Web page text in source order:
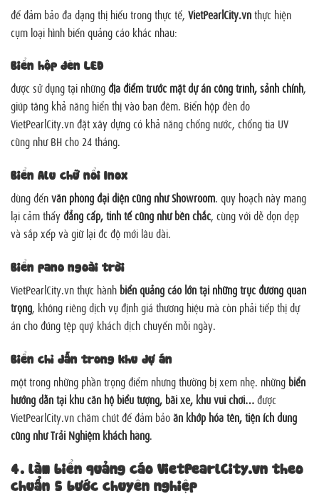
để đảm bảo đa dạng thị hiếu trong thực tế, VietPearlCity.vnthực hiện
cụm loại hình biển quảng cáo khác nhau:
Biển hộp đèn LED
được sử dụng tại nhữngđịa điểm trước mặt dự án công trình, sảnh chính,
giúp tăng khả năng hiển thị vào ban đêm. Biển hộp đèn do
VietPearlCity.vn đặt xây dựng có khả năng chống nước, chống tia UV
cũng như BH cho 24 tháng.
Biển Alu chữ nổi Inox
dùng đếnvăn phòng đại diện cũng như Showroom. quy hoạch này mang
lại cảm thấyđẳng cấp, tinh tế cũng như bền chắc, cùng với dễ dọn dẹp
và sắp xếp và giữ lại đc độ mới lâu dài.
Biển pano ngoài trời
VietPearlCity.vn thực hành biển quảng cáo lớn tại những trục đường quan
trọng, không riêng dịch vụ định giá thương hiệu mà còn phải tiếp thị dự
án cho đúng tệp quý khách dịch chuyển mỗi ngày.
Biển chỉ dẫn trong khu dự án
một trong những phần trọng điểm nhưng thường bị xem nhẹ. những biển
hướng dẫn tại khu căn hộ biểu tượng, bãi xe, khu vui chơi…được
VietPearlCity.vn chăm chút để đảm bảoăn khớp hóa tên, tiện ích dùng
cũng như Trải Nghiệm khách hàng.
4. làm biển quảng cáo VietPearlCity.vn theo
chuẩn 5 bước chuyên nghiệp